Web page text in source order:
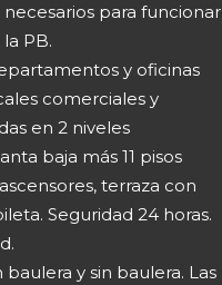
para funcionar
PB.
y oficinas
comerciales y
en 2 niveles
baja más 11 pisos
terraza con
Seguridad 24 horas.
y sin baulera. Las